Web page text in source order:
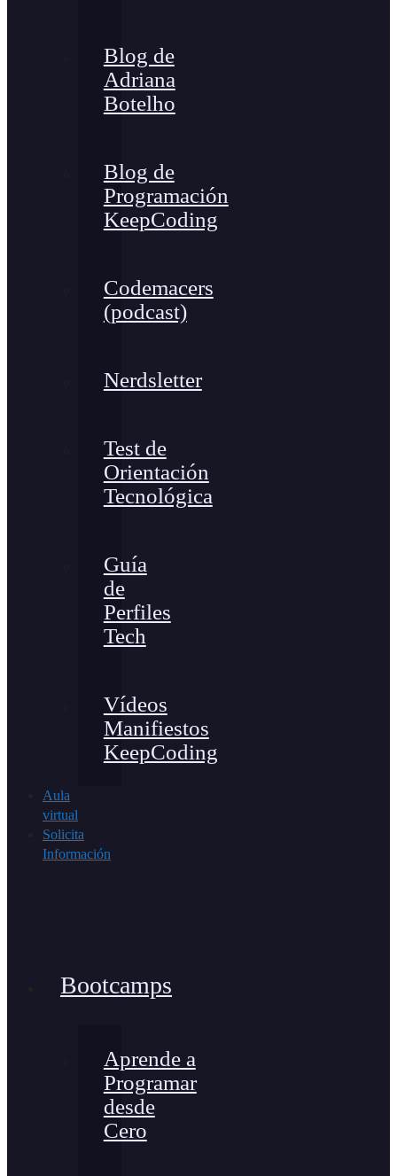
Blog de
Adriana
Botelho
Blog de
Programación
KeepCoding
Codemacers
(podcast)
Nerdsletter
Test de
Orientación
Tecnológica
Guía
de
Perfiles
Tech
Vídeos
Manifiestos
KeepCoding
Aula
virtual
Solicita
Información
Bootcamps
Aprende a
Programar
desde
Cero